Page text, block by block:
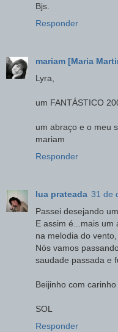
Bjs.
Responder
mariam [Maria
Lyra,
um FANTÁSTICO
um abraço e o meu
mariam
Responder
lua prateada 31 de
Passei desejando
E assim é...mais um
na melodia do
Nós vamos
saudade passada e
Beijinho com
SOL
Responder